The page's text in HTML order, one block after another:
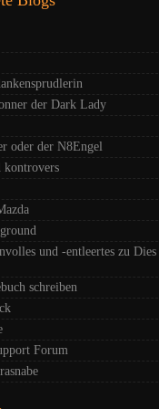
der Dark Lady
oder der N8Engel
kontrovers
und -entleertes zu Dies
schreiben
Forum